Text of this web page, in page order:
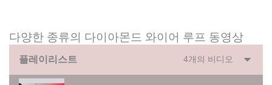
다양한 종류의 다이아몬드 와이어 루프 동영상
플레이리스트 4개의 비디오